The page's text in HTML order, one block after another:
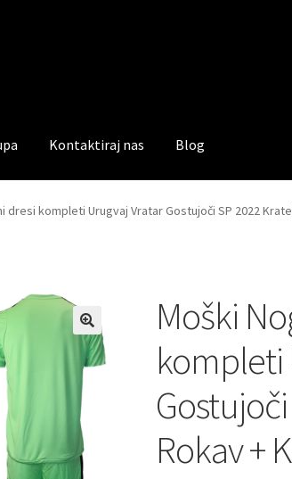
Kontaktiraj nas Blog
dresi kompleti Urugvaj Vratar Gostujoči SP 2022
Moški
kompleti
Rokav +